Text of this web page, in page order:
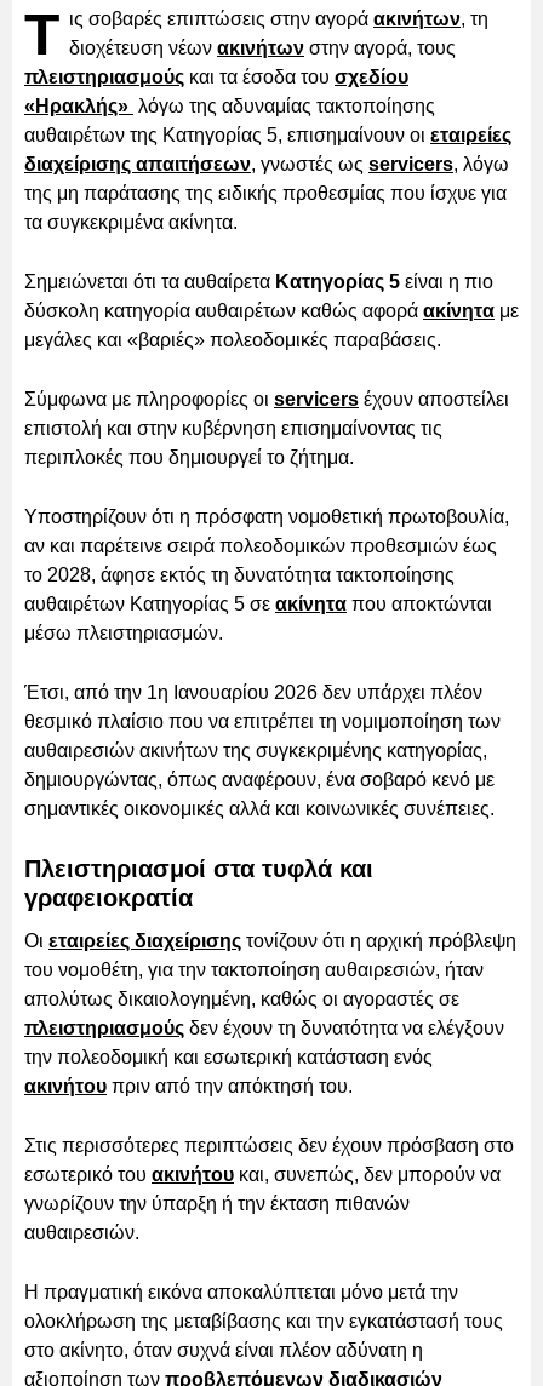
Τ ις σοβαρές επιπτώσεις στην αγορά ακινήτων, τη
διοχέτευση νέων ακινήτων στην αγορά, τους
πλειστηριασμούς και τα έσοδα του σχεδίου
«Ηρακλής» λόγω της αδυναμίας τακτοποίησης
αυθαιρέτων της Κατηγορίας 5, επισημαίνουν οι εταιρείες
διαχείρισης απαιτήσεων, γνωστές ως servicers, λόγω
της μη παράτασης της ειδικής προθεσμίας που ίσχυε για
τα συγκεκριμένα ακίνητα.
Σημειώνεται ότι τα αυθαίρετα Κατηγορίας 5 είναι η πιο
δύσκολη κατηγορία αυθαιρέτων καθώς αφορά ακίνητα με
μεγάλες και «βαριές» πολεοδομικές παραβάσεις.
Σύμφωνα με πληροφορίες οι servicers έχουν αποστείλει
επιστολή και στην κυβέρνηση επισημαίνοντας τις
περιπλοκές που δημιουργεί το ζήτημα.
Υποστηρίζουν ότι η πρόσφατη νομοθετική πρωτοβουλία,
αν και παρέτεινε σειρά πολεοδομικών προθεσμιών έως
το 2028, άφησε εκτός τη δυνατότητα τακτοποίησης
αυθαιρέτων Κατηγορίας 5 σε ακίνητα που αποκτώνται
μέσω πλειστηριασμών.
Έτσι, από την 1η Ιανουαρίου 2026 δεν υπάρχει πλέον
θεσμικό πλαίσιο που να επιτρέπει τη νομιμοποίηση των
αυθαιρεσιών ακινήτων της συγκεκριμένης κατηγορίας,
δημιουργώντας, όπως αναφέρουν, ένα σοβαρό κενό με
σημαντικές οικονομικές αλλά και κοινωνικές συνέπειες.
Πλειστηριασμοί στα τυφλά και
γραφειοκρατία
Οι εταιρείες διαχείρισης τονίζουν ότι η αρχική πρόβλεψη
του νομοθέτη, για την τακτοποίηση αυθαιρεσιών, ήταν
απολύτως δικαιολογημένη, καθώς οι αγοραστές σε
πλειστηριασμούς δεν έχουν τη δυνατότητα να ελέγξουν
την πολεοδομική και εσωτερική κατάσταση ενός
ακινήτου πριν από την απόκτησή του.
Στις περισσότερες περιπτώσεις δεν έχουν πρόσβαση στο
εσωτερικό του ακινήτου και, συνεπώς, δεν μπορούν να
γνωρίζουν την ύπαρξη ή την έκταση πιθανών
αυθαιρεσιών.
Η πραγματική εικόνα αποκαλύπτεται μόνο μετά την
ολοκλήρωση της μεταβίβασης και την εγκατάστασή τους
στο ακίνητο, όταν συχνά είναι πλέον αδύνατη η
αξιοποίηση των προβλεπόμενων διαδικασιών